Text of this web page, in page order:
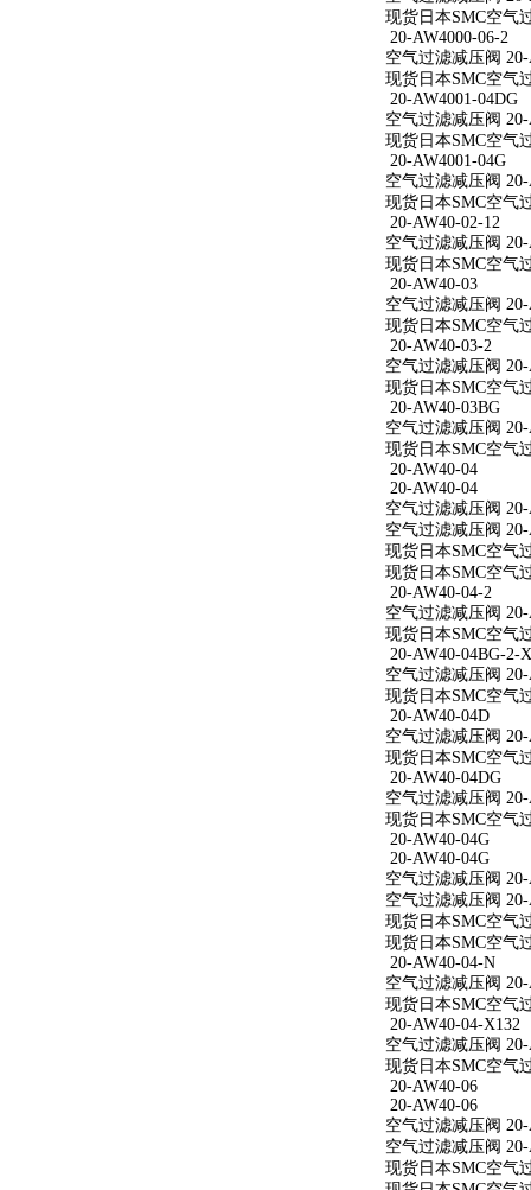
现货日本SMC空气
20-AW4000-06-2
空气过滤减压阀 20-
现货日本SMC空气
20-AW4001-04DG
空气过滤减压阀 20-
现货日本SMC空气
20-AW4001-04G
空气过滤减压阀 20-
现货日本SMC空气
20-AW40-02-12
空气过滤减压阀 20-
现货日本SMC空气
20-AW40-03
空气过滤减压阀 20-
现货日本SMC空气
20-AW40-03-2
空气过滤减压阀
现货日本SMC空气
20-AW40-03BG
空气过滤减压阀 20-
现货日本SMC空气
20-AW40-04
20-AW40-04
空气过滤减压阀 20-
空气过滤减压阀 20-
现货日本SMC空气
现货日本SMC空气
20-AW40-04-2
空气过滤减压阀
现货日本SMC空气
20-AW40-04BG-2-
空气过滤减压阀
现货日本SMC空气
20-AW40-04D
空气过滤减压阀
现货日本SMC空气
20-AW40-04DG
空气过滤减压阀
现货日本SMC空气
20-AW40-04G
20-AW40-04G
空气过滤减压阀 20-
空气过滤减压阀 20-
现货日本SMC空气
现货日本SMC空气
20-AW40-04-N
空气过滤减压阀
现货日本SMC空气
20-AW40-04-X132
空气过滤减压阀
现货日本SMC空气
20-AW40-06
20-AW40-06
空气过滤减压阀 20-
空气过滤减压阀 20-
现货日本SMC空气